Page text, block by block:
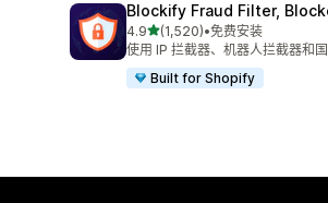
Blockify Fraud Filter,
4.9星（满分 5 星）
(1,520)
总共 1520 条评论
•免费安装
使用 IP 拦截器、机器人拦截器和
Built for Shopify